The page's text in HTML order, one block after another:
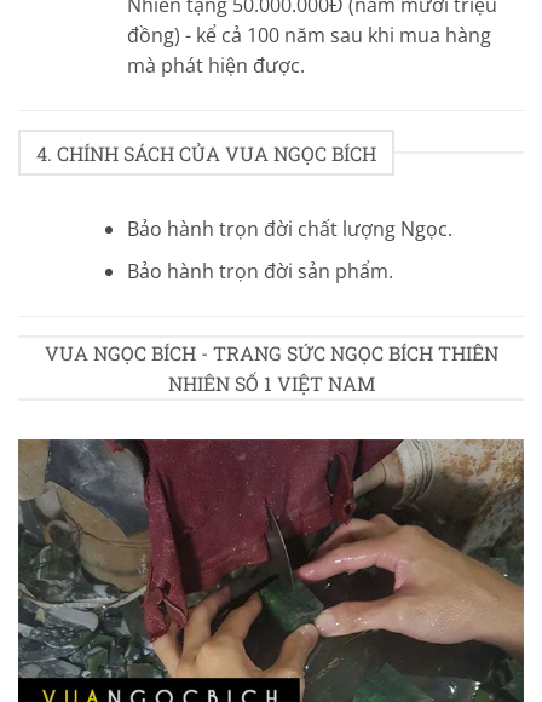
đồng) - kể cả 100 năm sau khi mua hàng
mà phát hiện được.
4. CHÍNH SÁCH CỦA VUA NGỌC BÍCH
Bảo hành trọn đời chất lượng Ngọc.
Bảo hành trọn đời sản phẩm.
VUA NGỌC BÍCH - TRANG SỨC NGỌC BÍCH THIÊN
NHIÊN SỐ 1 VIỆT NAM